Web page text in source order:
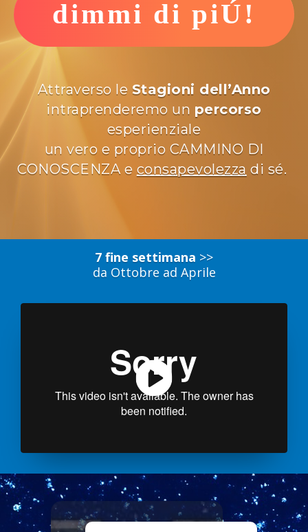
dimmi di piÚ!
Attraverso le Stagioni dell’Anno
intraprenderemo un percorso
esperienziale
un vero e proprio CAMMINO DI
CONOSCENZA e consapevolezza di sé.
7 fine settimana >>
da Ottobre ad Aprile